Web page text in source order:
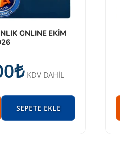
ONLINE EKİM
₺ KDV DAHİL
SEPETE EKLE